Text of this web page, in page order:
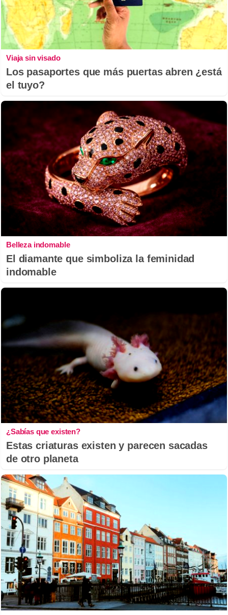
Viaja sin visado
Los pasaportes que más puertas abren ¿está
el tuyo?
Belleza indomable
El diamante que simboliza la feminidad
indomable
¿Sabías que existen?
Estas criaturas existen y parecen sacadas
de otro planeta